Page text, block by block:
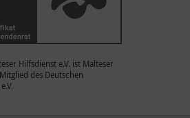
Hilfsdienst e.V. ist Malteser
des Deutschen